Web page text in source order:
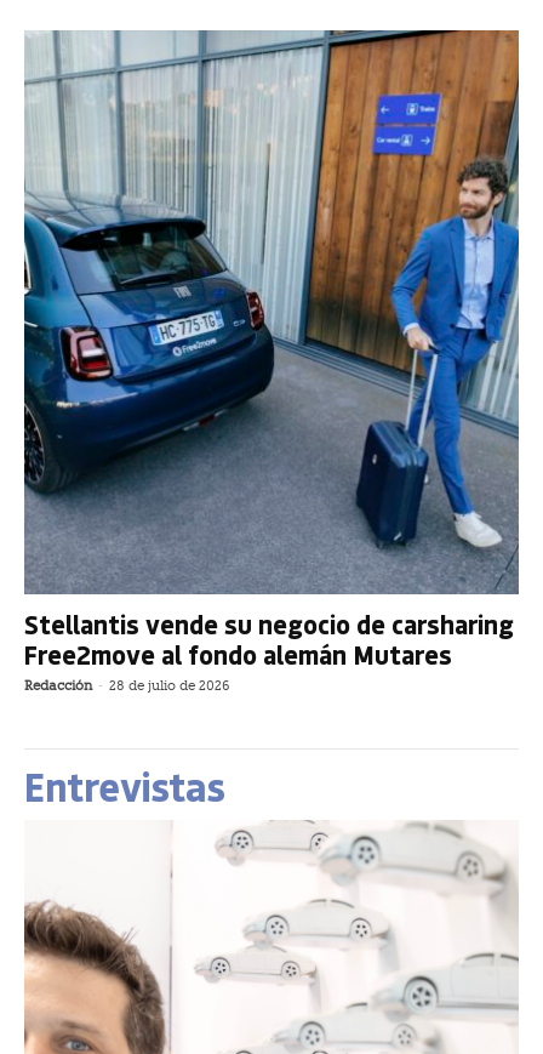
Stellantis vende su negocio de carsharing
Free2move al fondo alemán Mutares
Redacción - 28 de julio de 2026
Entrevistas